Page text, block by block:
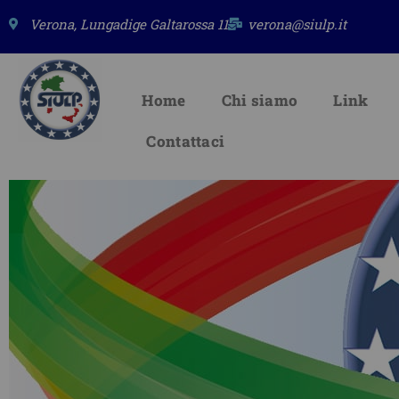
al
contenuto
Verona, Lungadige Galtarossa 11 verona@siulp.it
Home Chi siamo Link
Contattaci